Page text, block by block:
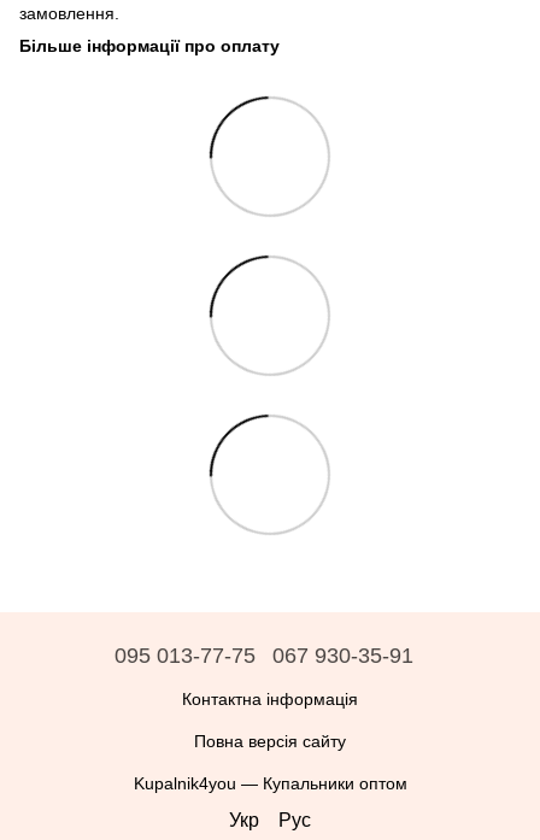
замовлення.
Більше інформації про оплату
095 013-77-75 067 930-35-91
Контактна інформація
Повна версія сайту
Kupalnik4you — Купальники оптом
Укр Рус